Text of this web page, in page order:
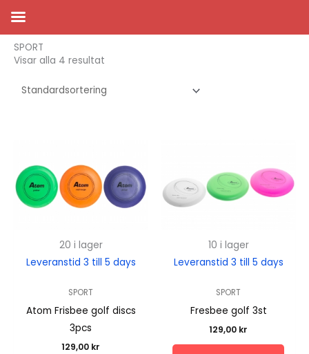
innehåll
Hem
SPORT
Visar alla 4 resultat
20 i lager
Leveranstid 3 till 5 days
SPORT
Atom Frisbee golf discs
3pcs
129,00 kr
10 i lager
Leveranstid 3 till 5 days
SPORT
Fresbee golf 3st
129,00 kr